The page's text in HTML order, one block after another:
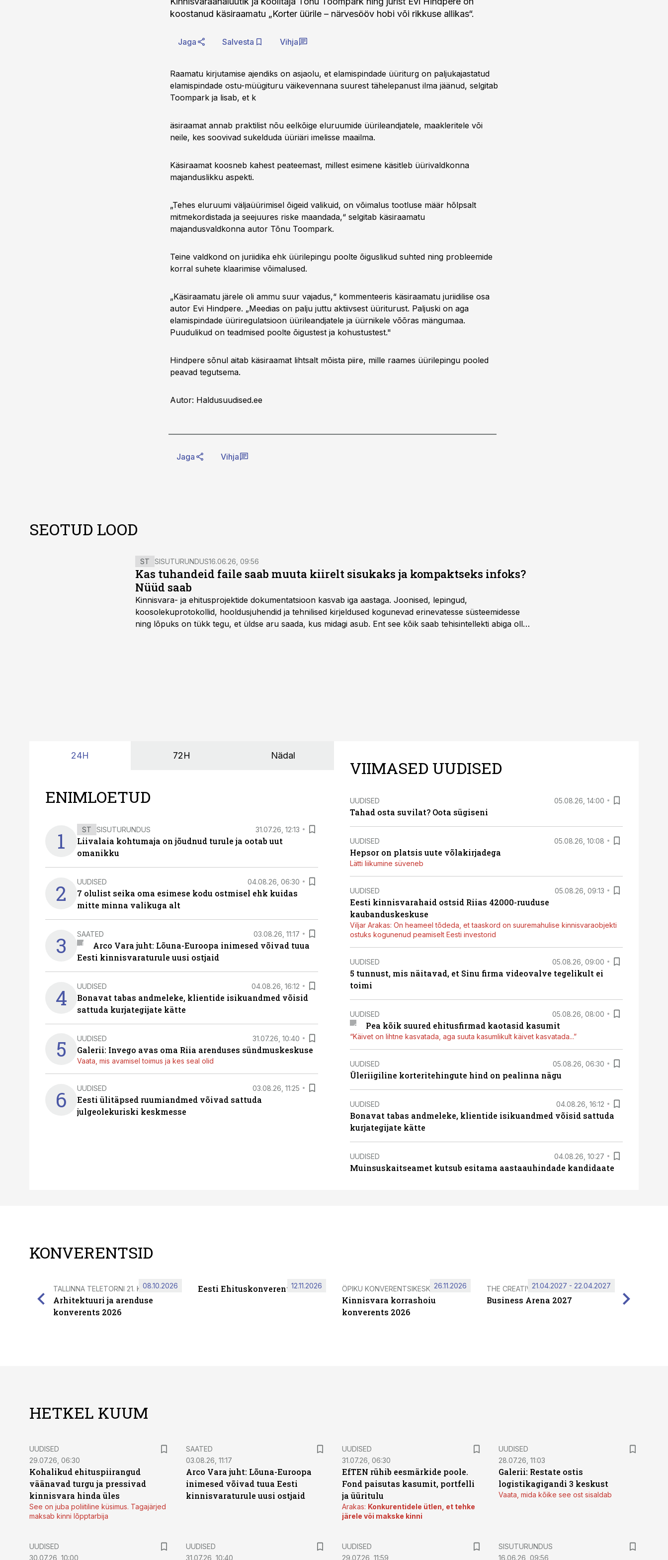
koostanud käsiraamatu „Korter üürile – närvesööv hobi või rikkuse allikas“.
Jaga Salvesta Vihja
Raamatu kirjutamise ajendiks on asjaolu, et elamispindade üüriturg on paljukajastatud
elamispindade ostu-müügituru väikevennana suurest tähelepanust ilma jäänud, selgitab
Toompark ja lisab, et k
äsiraamat annab praktilist nõu eelkõige eluruumide üürileandjatele, maakleritele või
neile, kes soovivad sukelduda üüriäri imelisse maailma.
Käsiraamat koosneb kahest peateemast, millest esimene käsitleb üürivaldkonna
majanduslikku aspekti.
„Tehes eluruumi väljaüürimisel õigeid valikuid, on võimalus tootluse määr hõlpsalt
mitmekordistada ja seejuures riske maandada,“ selgitab käsiraamatu
majandusvaldkonna autor Tõnu Toompark.
Teine valdkond on juriidika ehk üürilepingu poolte õiguslikud suhted ning probleemide
korral suhete klaarimise võimalused.
„Käsiraamatu järele oli ammu suur vajadus,“ kommenteeris käsiraamatu juriidilise osa
autor Evi Hindpere. „Meedias on palju juttu aktiivsest üüriturust. Paljuski on aga
elamispindade üüriregulatsioon üürileandjatele ja üürnikele võõras mängumaa.
Puudulikud on teadmised poolte õigustest ja kohustustest."
Hindpere sõnul aitab käsiraamat lihtsalt mõista piire, mille raames üürilepingu pooled
peavad tegutsema.
Autor: Haldusuudised.ee
Jaga Vihja
SEOTUD LOOD
ST SISUTURUNDUS16.06.26, 09:56
Kas tuhandeid faile saab muuta kiirelt sisukaks ja kompaktseks infoks?
Nüüd saab
Kinnisvara- ja ehitusprojektide dokumentatsioon kasvab iga aastaga. Joonised, lepingud,
koosolekuprotokollid, hooldusjuhendid ja tehnilised kirjeldused kogunevad erinevatesse süsteemidesse
ning lõpuks on tükk tegu, et üldse aru saada, kus midagi asub. Ent see kõik saab tehisintellekti abiga olla
24H 72H Nädal
ENIMLOETUD
1 ST SISUTURUNDUS 31.07.26, 12:13
Liivalaia kohtumaja on jõudnud turule ja ootab uut
omanikku
2 UUDISED 04.08.26, 06:30
7 olulist seika oma esimese kodu ostmisel ehk kuidas
mitte minna valikuga alt
3 SAATED 03.08.26, 11:17
Arco Vara juht: Lõuna-Euroopa inimesed võivad tuua
Eesti kinnisvaraturule uusi ostjaid
4 UUDISED 04.08.26, 16:12
Bonavat tabas andmeleke, klientide isikuandmed võisid
sattuda kurjategijate kätte
5 UUDISED 31.07.26, 10:40
Galerii: Invego avas oma Riia arenduses sündmuskeskuse
Vaata, mis avamisel toimus ja kes seal olid
6 UUDISED 03.08.26, 11:25
Eesti ülitäpsed ruumiandmed võivad sattuda
julgeolekuriski keskmesse
VIIMASED UUDISED
UUDISED 05.08.26, 14:00
Tahad osta suvilat? Oota sügiseni
UUDISED 05.08.26, 10:08
Hepsor on platsis uute võlakirjadega
Lätti liikumine süveneb
UUDISED 05.08.26, 09:13
Eesti kinnisvarahaid ostsid Riias 42000-ruuduse
kaubanduskeskuse
Viljar Arakas: On heameel tõdeda, et taaskord on suuremahulise kinnisvaraobjekti
ostuks kogunenud peamiselt Eesti investorid
UUDISED 05.08.26, 09:00
5 tunnust, mis näitavad, et Sinu firma videovalve tegelikult ei
toimi
UUDISED 05.08.26, 08:00
Pea kõik suured ehitusfirmad kaotasid kasumit
“Käivet on lihtne kasvatada, aga suuta kasumlikult käivet kasvatada...”
UUDISED 05.08.26, 06:30
Üleriigiline korteritehingute hind on pealinna nägu
UUDISED 04.08.26, 16:12
Bonavat tabas andmeleke, klientide isikuandmed võisid sattuda
kurjategijate kätte
UUDISED 04.08.26, 10:27
Muinsuskaitseamet kutsub esitama aastaauhindade kandidaate
KONVERENTSID
TALLINNA TELETORNI 21. KORRUSEL
Arhitektuuri ja arenduse
konverents 2026
08.10.2026 Eesti Ehituskonverents 2026
12.11.2026 ÖPIKU KONVERENTSIKESKUS
Kinnisvara korrashoiu
konverents 2026
26.11.2026 THE CREATIVE HUB
Business Arena 2027
21.04.2027 - 22.04.2027
HETKEL KUUM
UUDISED
29.07.26, 06:30
Kohalikud ehituspiirangud
väänavad turgu ja pressivad
kinnisvara hinda üles
See on juba poliitiline küsimus. Tagajärjed
maksab kinni lõpptarbija
SAATED
03.08.26, 11:17
Arco Vara juht: Lõuna-Euroopa
inimesed võivad tuua Eesti
kinnisvaraturule uusi ostjaid
UUDISED
31.07.26, 06:30
EfTEN rühib eesmärkide poole.
Fond paisutas kasumit, portfelli
ja üüritulu
Arakas: Konkurentidele ütlen, et tehke
järele või makske kinni
UUDISED
28.07.26, 11:03
Galerii: Restate ostis
logistikagigandi 3 keskust
Vaata, mida kõike see ost sisaldab
UUDISED
30.07.26, 10:00
UUDISED
31.07.26, 10:40
UUDISED
29.07.26, 11:59
ST
SISUTURUNDUS
16.06.26, 09:56